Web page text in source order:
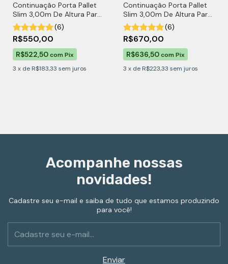
Continuação Porta Pallet
Slim 3,00m De Altura Para
250kg por Nível
(6)
R$550,00
R$522,50comPix
3 x de R$183,33 sem juros
Continuação Porta Pallet
Slim 3,00m De Altura Para
250kg por Nível Com MDF
(6)
R$670,00
R$636,50com Pix
3 x de R$223,33 sem juros
Acompanhe nossas
novidades!
Cadastre seu e-mail e saiba de tudo que estamos produzindo
para você!